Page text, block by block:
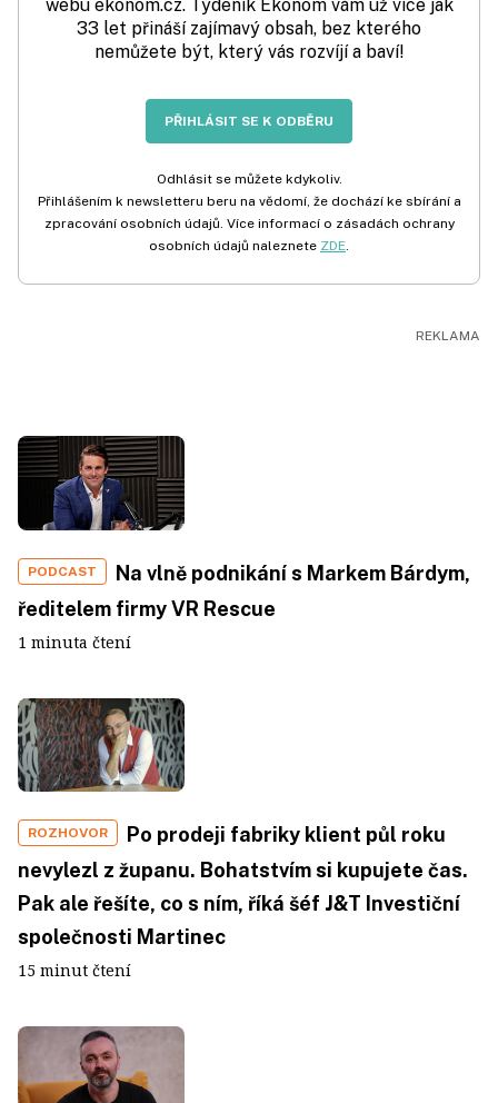
webu ekonom.cz. Týdeník Ekonom vám už více jak
33 let přináší zajímavý obsah, bez kterého
nemůžete být, který vás rozvíjí a baví!
PŘIHLÁSIT SE K ODBĚRU
Odhlásit se můžete kdykoliv.
Přihlášením k newsletteru beru na vědomí, že dochází ke sbírání a
zpracování osobních údajů. Více informací o zásadách ochrany
osobních údajů naleznete ZDE.
PODCAST
Na vlně podnikání s Markem Bárdym,
ředitelem firmy VR Rescue
1 minuta čtení
ROZHOVOR
Po prodeji fabriky klient půl roku
nevylezl z županu. Bohatstvím si kupujete čas.
Pak ale řešíte, co s ním, říká šéf J&T Investiční
společnosti Martinec
15 minut čtení